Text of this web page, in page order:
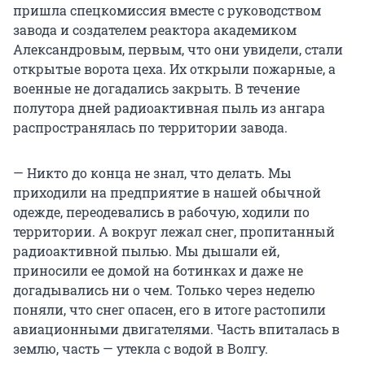
пришла спецкомиссия вместе с руководством
завода и создателем реактора академиком
Александровым, первым, что они увидели, стали
открытые ворота цеха. Их открыли пожарные, а
военные не догадались закрыть. В течение
полутора дней радиоактивная пыль из ангара
распространялась по территории завода.
— Никто до конца не знал, что делать. Мы
приходили на предприятие в нашей обычной
одежде, переодевались в рабочую, ходили по
территории. А вокруг лежал снег, пропитанный
радиоактивной пылью. Мы дышали ей,
приносили ее домой на ботинках и даже не
догадывались ни о чем. Только через неделю
поняли, что снег опасен, его в итоге растопили
авиационными двигателями. Часть впиталась в
землю, часть — утекла с водой в Волгу.